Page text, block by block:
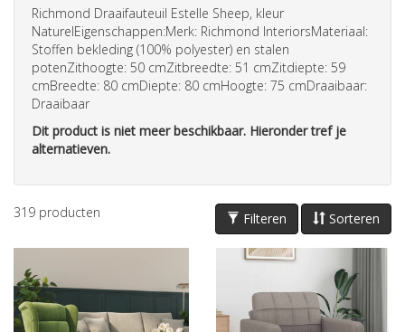
Richmond Draaifauteuil Estelle Sheep, kleur
NaturelEigenschappen:Merk: Richmond InteriorsMateriaal:
Stoffen bekleding (100% polyester) en stalen
potenZithoogte: 50 cmZitbreedte: 51 cmZitdiepte: 59
cmBreedte: 80 cmDiepte: 80 cmHoogte: 75 cmDraaibaar:
Draaibaar
Dit product is niet meer beschikbaar. Hieronder tref je
alternatieven.
Sorteren
Filteren
319 producten